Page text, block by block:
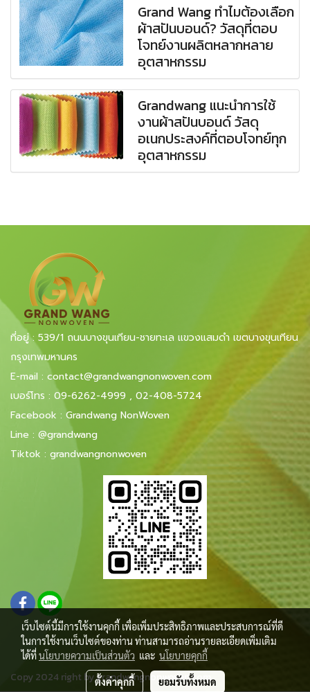
Grand Wang ทำไมต้องเลือก
ผ้าสปันบอนด์? วัสดุที่ตอบ
โจทย์งานผลิตหลากหลาย
อุตสาหกรรม
Grandwang แนะนำการใช้
งานผ้าสปันบอนด์ วัสดุ
อเนกประสงค์ที่ตอบโจทย์ทุก
อุตสาหกรรม
ที่อยู่ : 539/1 ถนนบางขุนเทียน-ชายทะเล แขวงแสมดำ เขตบางขุนเทียน
กรุงเทพมหานคร
E-mail : contact@grandwangnonwoven.com
เบอร์โทร : 09-6262-4999 , 02-408-5724
Facebook : Grandwang NonWoven
Line : @grandwang
Tiktok : grandwangnonwoven
Copy 2024 right bygrandwangnonwoven.com
เว็บไซต์นี้มีการใช้งานคุกกี้ เพื่อเพิ่มประสิทธิภาพและประสบการณ์ที่ดี
ในการใช้งานเว็บไซต์ของท่าน ท่านสามารถอ่านรายละเอียดเพิ่มเติม
ได้ที่นโยบายความเป็นส่วนตัว และ นโยบายคุกกี้
ตั้งค่าคุกกี้ ยอมรับทั้งหมด